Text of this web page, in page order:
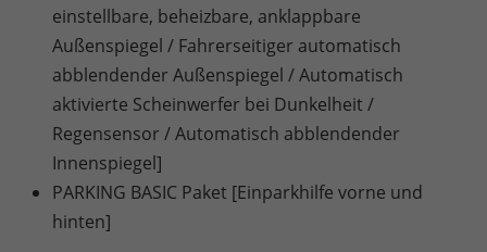
einstellbare, beheizbare, anklappbare
Außenspiegel / Fahrerseitiger automatisch
abblendender Außenspiegel / Automatisch
aktivierte Scheinwerfer bei Dunkelheit /
Regensensor / Automatisch abblendender
Innenspiegel]
PARKING BASIC Paket [Einparkhilfe vorne und
hinten]